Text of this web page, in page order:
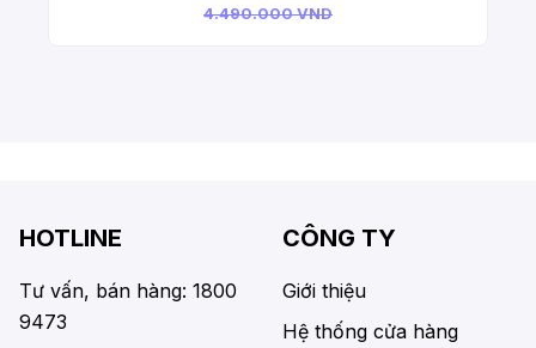
4.490.000 VND
HOTLINE
Tư vấn, bán hàng: 1800
9473
CÔNG TY
Giới thiệu
Hệ thống cửa hàng